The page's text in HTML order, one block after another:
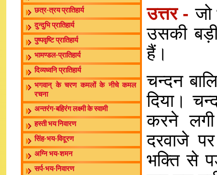
छत्र-त्रय प्रातिहार्य
दुन्दुभि प्रातिहार्य
पुष्पवृष्टि प्रातिहार्य
भामण्डल-प्रातिहार्य
दिव्यध्वनि प्रातिहार्य
भगवान् के चरण कमलों के नीचे कमल
रचना
अन्तरंग-बहिरंग लक्ष्मी के स्वामी
हस्ती भय निवारण
सिंह-भय-विदूरण
अग्नि भय-शमन
सर्प-भय-निवारण
उत्तर - जो
उसकी
हैं।
चन्दन
दिया।
करने
दरवाजे
भक्ति से